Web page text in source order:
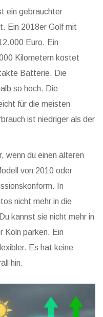
ein gebrauchter
Ein 2018er Golf mit
Euro. Ein
Kilometern kostet
Batterie. Die
so hoch. Die
für die meisten
ist niedriger als der
wenn du einen älteren
von 2010 oder
In
nicht mehr in die
kannst sie nicht mehr in
Köln parken. Ein
Es hat keine
hin.